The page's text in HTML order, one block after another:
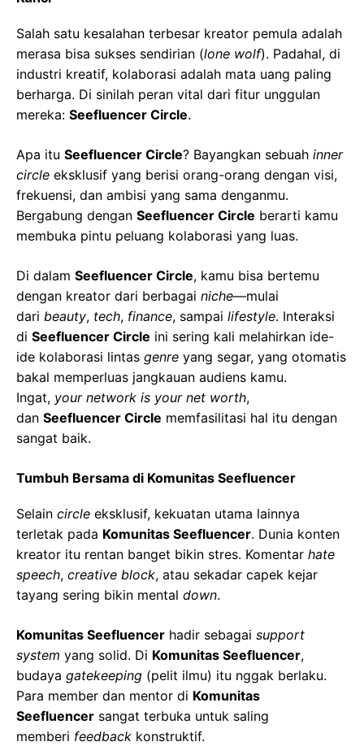
Salah satu kesalahan terbesar kreator pemula adalah
merasa bisa sukses sendirian (lone wolf). Padahal, di
industri kreatif, kolaborasi adalah mata uang paling
berharga. Di sinilah peran vital dari fitur unggulan
mereka: Seefluencer Circle.
Apa itu Seefluencer Circle? Bayangkan sebuah inner
circle eksklusif yang berisi orang-orang dengan visi,
frekuensi, dan ambisi yang sama denganmu.
Bergabung dengan Seefluencer Circle berarti kamu
membuka pintu peluang kolaborasi yang luas.
Di dalam Seefluencer Circle, kamu bisa bertemu
dengan kreator dari berbagai niche—mulai
dari beauty, tech, finance, sampai lifestyle. Interaksi
di Seefluencer Circle ini sering kali melahirkan ide-
ide kolaborasi lintas genre yang segar, yang otomatis
bakal memperluas jangkauan audiens kamu.
Ingat, your network is your net worth,
dan Seefluencer Circle memfasilitasi hal itu dengan
sangat baik.
Tumbuh Bersama di Komunitas Seefluencer
Selain circle eksklusif, kekuatan utama lainnya
terletak pada Komunitas Seefluencer. Dunia konten
kreator itu rentan banget bikin stres. Komentar hate
speech, creative block, atau sekadar capek kejar
tayang sering bikin mental down.
Komunitas Seefluencer hadir sebagai support
system yang solid. Di Komunitas Seefluencer,
budaya gatekeeping (pelit ilmu) itu nggak berlaku.
Para member dan mentor di Komunitas
Seefluencer sangat terbuka untuk saling
memberi feedback konstruktif.